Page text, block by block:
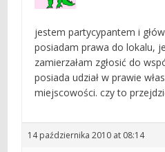
jestem partycypantem i
posiadam prawa do lokalu,
zamierzałam zgłosić do
posiada udział w prawie
miejscowości. czy to
14 października 2010 at 08:14